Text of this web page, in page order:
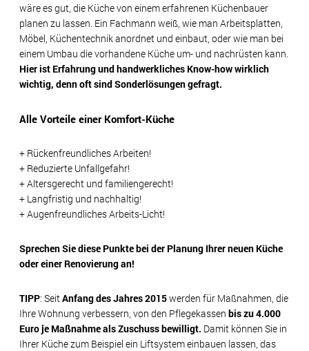
wäre es gut, die Küche von einem erfahrenen Küchenbauer
planen zu lassen. Ein Fachmann weiß, wie man Arbeitsplatten,
Möbel, Küchentechnik anordnet und einbaut, oder wie man bei
einem Umbau die vorhandene Küche um- und nachrüsten kann.
Hier ist Erfahrung und handwerkliches Know-how wirklich
wichtig, denn oft sind Sonderlösungen gefragt.
Alle Vorteile einer Komfort-Küche
+ Rückenfreundliches Arbeiten!
+ Reduzierte Unfallgefahr!
+ Altersgerecht und familiengerecht!
+ Langfristig und nachhaltig!
+ Augenfreundliches Arbeits-Licht!
Sprechen Sie diese Punkte bei der Planung Ihrer neuen Küche
oder einer Renovierung an!
TIPP: SeitAnfang des Jahres 2015werden für Maßnahmen, die
Ihre Wohnung verbessern, von den Pflegekassen bis zu 4.000
Euro je Maßnahme als Zuschuss bewilligt. Damit können Sie in
Ihrer Küche zum Beispiel ein Liftsystem einbauen lassen, das